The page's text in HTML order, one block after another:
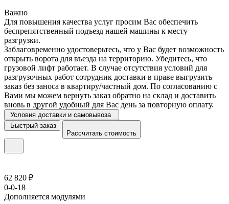
Важно
Для повышения качества услуг просим Вас обеспечить
беспрепятственный подъезд нашей машины к месту
разгрузки.
Заблаговременно удостоверьтесь, что у Вас будет возможность
открыть ворота для въезда на территорию. Убедитесь, что
грузовой лифт работает. В случае отсутствия условий для
разгрузочных работ сотрудник доставки в праве выгрузить
заказ без заноса в квартиру/частный дом. По согласованию с
Вами мы можем вернуть заказ обратно на склад и доставить
вновь в другой удобный для Вас день за повторную оплату.
Условия доставки и самовывоза
Быстрый заказ
Рассчитать стоимость
62 820 ₽
0-0-18
Дополняется модулями